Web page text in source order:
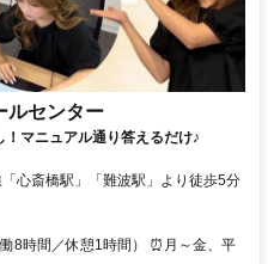
ルセンター
マニュアル通り答えるだけ♪
心斎橋駅」「難波駅」より徒歩5分
8時間／休憩1時間） ⏰月～金、平